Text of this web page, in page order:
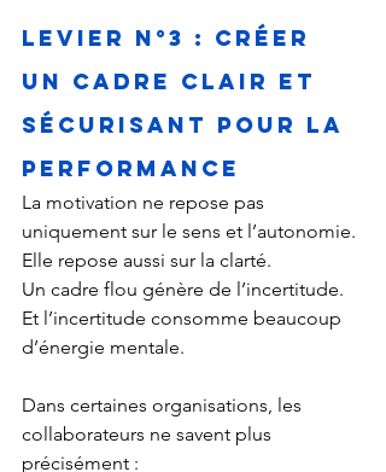
Levier n°3 : Créer
un cadre clair et
sécurisant pour la
performance
La motivation ne repose pas
uniquement sur le sens et l’autonomie.
Elle repose aussi sur la clarté.
Un cadre flou génère de l’incertitude.
Et l’incertitude consomme beaucoup
d’énergie mentale.
Dans certaines organisations, les
collaborateurs ne savent plus
précisément :